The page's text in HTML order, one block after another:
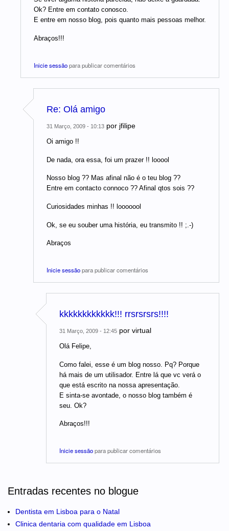
Ok? Entre em contato conosco.
E entre em nosso blog, pois quanto mais pessoas melhor.
Abraços!!!
Inicie sessãopara publicar comentários
Re: Olá amigo
31 Março, 2009 - 10:13 por jfilipe
Oi amigo !!
De nada, ora essa, foi um prazer !! looool
Nosso blog ?? Mas afinal não é o teu blog ??
Entre em contacto connoco ?? Afinal qtos sois ??
Curiosidades minhas !! looooool
Ok, se eu souber uma história, eu transmito !! ;.-)
Abraços
Inicie sessãopara publicar comentários
kkkkkkkkkkkk!!! rrsrsrsrs!!!!
31 Março, 2009 - 12:45 por virtual
Olá Felipe,
Como falei, esse é um blog nosso. Pq? Porque
há mais de um utilisador. Entre lá que vc verá o
que está escrito na nossa apresentação.
E sinta-se avontade, o nosso blog também é
seu. Ok?
Abraços!!!
Inicie sessãopara publicar comentários
Entradas recentes no blogue
Dentista em Lisboa para o Natal
Clinica dentaria com qualidade em Lisboa